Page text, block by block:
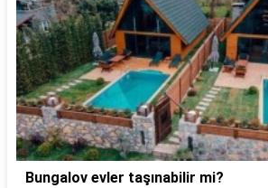
Bungalov evler taşınabilir mi?